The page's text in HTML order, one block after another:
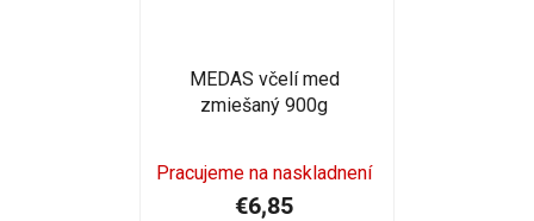
MEDAS včelí med
zmiešaný 900g
Pracujeme na naskladnení
€6,85